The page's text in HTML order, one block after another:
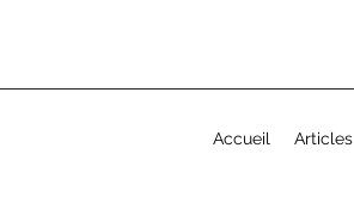
Accueil Articles